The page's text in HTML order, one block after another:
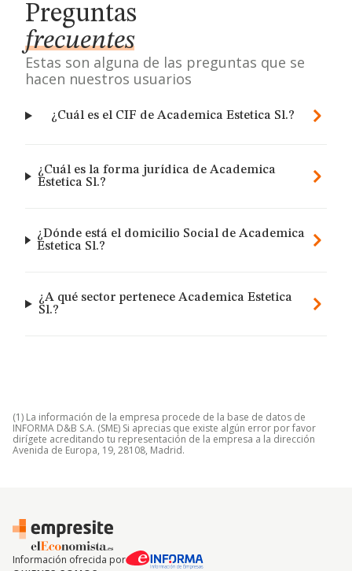
Preguntas
frecuentes
Estas son alguna de las preguntas que se
hacen nuestros usuarios
¿Cuál es el CIF de Academica Estetica Sl.?
¿Cuál es la forma jurídica de Academica
Estetica Sl.?
¿Dónde está el domicilio Social de Academica
Estetica Sl.?
¿A qué sector pertenece Academica Estetica
Sl.?
(1) La información de la empresa procede de la base de datos de
INFORMA D&B S.A. (SME) Si aprecias que existe algún error por favor
dirígete acreditando tu representación de la empresa a la dirección
Avenida de Europa, 19, 28108, Madrid.
Información ofrecida por